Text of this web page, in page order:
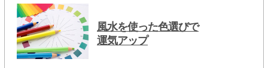
風水を使った色選びで
運気アップ